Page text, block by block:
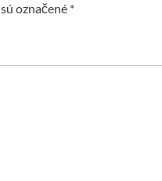
označené *